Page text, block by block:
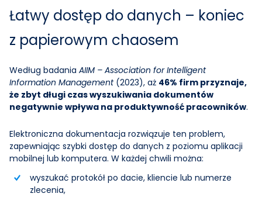
Łatwy dostęp do danych – koniec
z papierowym chaosem
Według badania AIIM – Association for Intelligent
Information Management(2023), aż 46% firm przyznaje,
że zbyt długi czas wyszukiwania dokumentów
negatywnie wpływa na produktywność pracowników.
Elektroniczna dokumentacja rozwiązuje ten problem,
zapewniając szybki dostęp do danych z poziomu aplikacji
mobilnej lub komputera. W każdej chwili można:
wyszukać protokół po dacie, kliencie lub numerze
zlecenia,